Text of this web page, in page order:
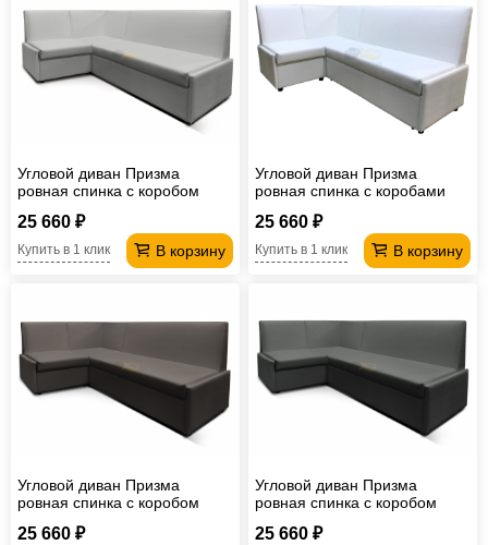
Угловой диван Призма
ровная спинка с коробом
25 660 ₽
В корзину
Купить в 1 клик
Угловой диван Призма
ровная спинка с коробами
25 660 ₽
В корзину
Купить в 1 клик
Угловой диван Призма
ровная спинка с коробом
25 660 ₽
Угловой диван Призма
ровная спинка с коробом
25 660 ₽